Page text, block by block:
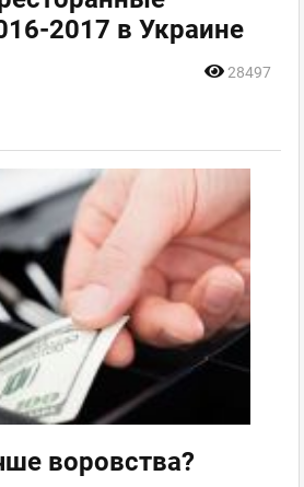
2017 в Украине
28497
воровства?